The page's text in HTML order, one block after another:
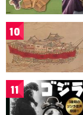
10
11